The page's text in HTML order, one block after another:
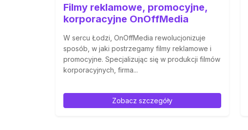
Filmy reklamowe, promocyjne,
korporacyjne OnOffMedia
W sercu Łodzi, OnOffMedia rewolucjonizuje
sposób, w jaki postrzegamy filmy reklamowe i
promocyjne. Specjalizując się w produkcji filmów
korporacyjnych, firma...
Zobacz szczegóły